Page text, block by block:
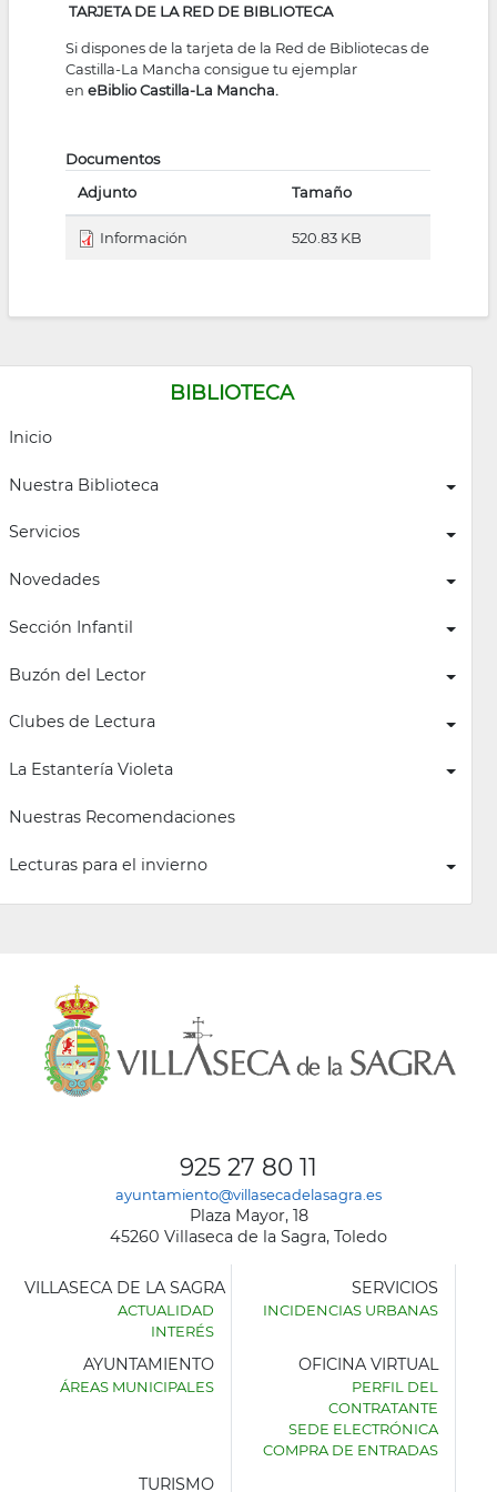
navegación
BIBLIOTECA
Inicio
Nuestra Biblioteca
Servicios
Novedades
Sección Infantil
Buzón del Lector
Clubes de Lectura
La Estantería Violeta
Nuestras Recomendaciones
Lecturas para el invierno
TARJETA DE LA RED DE BIBLIOTECA
Si dispones de la tarjeta de la Red de Bibliotecas de
Castilla-La Mancha consigue tu ejemplar
eneBiblio Castilla-La Mancha.
Documentos
Adjunto
Tamaño
Información 520.83 KB
925 27 80 11
ayuntamiento@villasecadelasagra.es
Plaza Mayor, 18
45260 Villaseca de la Sagra, Toledo
AYUNTAMIENTO
VILLASECA DE LA SAGRA
ACTUALIDAD
INTERÉS
SERVICIOS
INCIDENCIAS URBANAS
AYUNTAMIENTO
ÁREAS MUNICIPALES
OFICINA VIRTUAL
PERFIL DEL
CONTRATANTE
SEDE ELECTRÓNICA
COMPRA DE ENTRADAS
TURISMO